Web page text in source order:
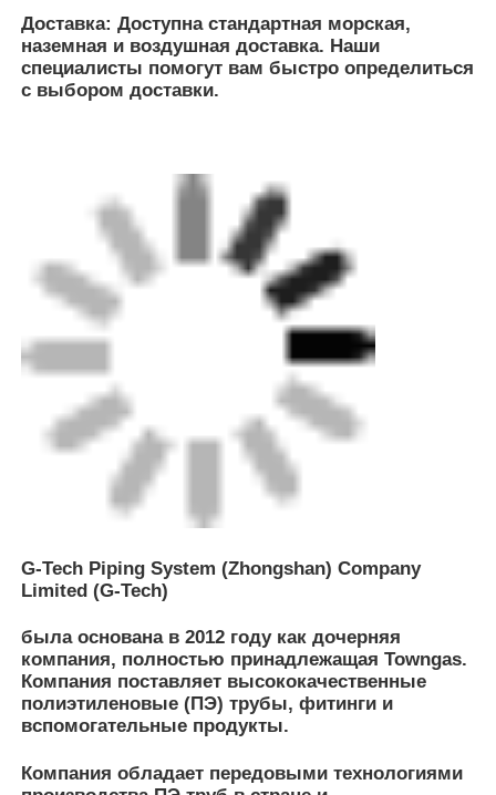
была основана в 2012 году как дочерняя
компания, полностью принадлежащая Towngas.
Компания поставляет высококачественные
полиэтиленовые (ПЭ) трубы, фитинги и
вспомогательные продукты.
Компания обладает передовыми технологиями
производства ПЭ труб в стране и
оборудованием для обеспечения качества
мирового класса. Это позволяет ей
соответствовать стандарту GB по десяткам
испытаний физических свойств. Вместе с
передовым управлением, надежным контролем
качества и командой, стремящейся к
совершенству, приоритетом всегда будет
предоставление клиентам качественной
системам трубопроводов с акцентом на
безопасность.
В дополнение к производству труб G-Tech
выступает агентом по производству фитингов
GH-Fusion. Логистический центр в Чжуншане
вместе с региональными складами на северо-
востоке Китая, востоке Китая и в провинции
поставки клиентам в различных географических